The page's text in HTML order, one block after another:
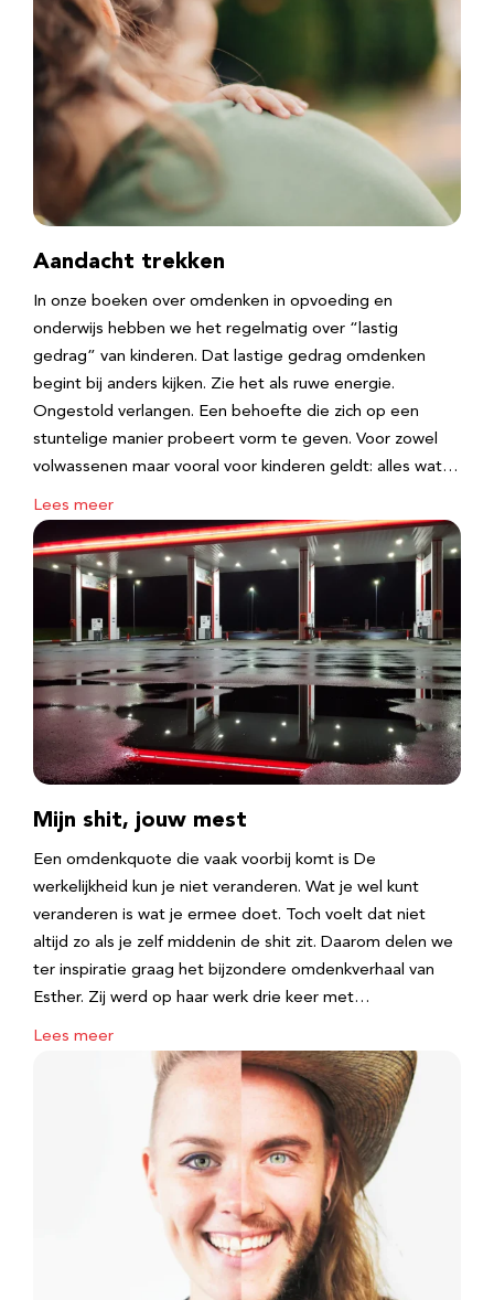
Aandacht trekken
In onze boeken over omdenken in opvoeding en
onderwijs hebben we het regelmatig over “lastig
gedrag” van kinderen. Dat lastige gedrag omdenken
begint bij anders kijken. Zie het als ruwe energie.
Ongestold verlangen. Een behoefte die zich op een
stuntelige manier probeert vorm te geven. Voor zowel
volwassenen maar vooral voor kinderen geldt: alles wat…
Lees meer
Mijn shit, jouw mest
Een omdenkquote die vaak voorbij komt is De
werkelijkheid kun je niet veranderen. Wat je wel kunt
veranderen is wat je ermee doet. Toch voelt dat niet
altijd zo als je zelf middenin de shit zit. Daarom delen we
ter inspiratie graag het bijzondere omdenkverhaal van
Esther. Zij werd op haar werk drie keer met…
Lees meer